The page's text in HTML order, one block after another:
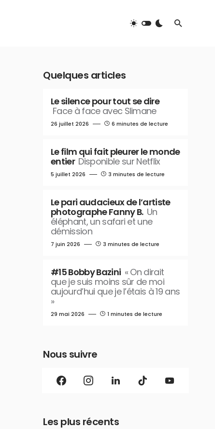
Quelques articles
Le silence pour tout se dire
Face à face avec Slimane
26 juillet 2026 6 minutes de lecture
Le film qui fait pleurer le monde
entier Disponible sur Netflix
5 juillet 2026 3 minutes de lecture
Le pari audacieux de l’artiste
photographe Fanny B. Un
éléphant, un safari et une
démission
7 juin 2026 3 minutes de lecture
#15 Bobby Bazini « On dirait
que je suis moins sûr de moi
aujourd’hui que je l’étais à 19 ans
»
29 mai 2026 1 minutes de lecture
Nous suivre
Les plus récents